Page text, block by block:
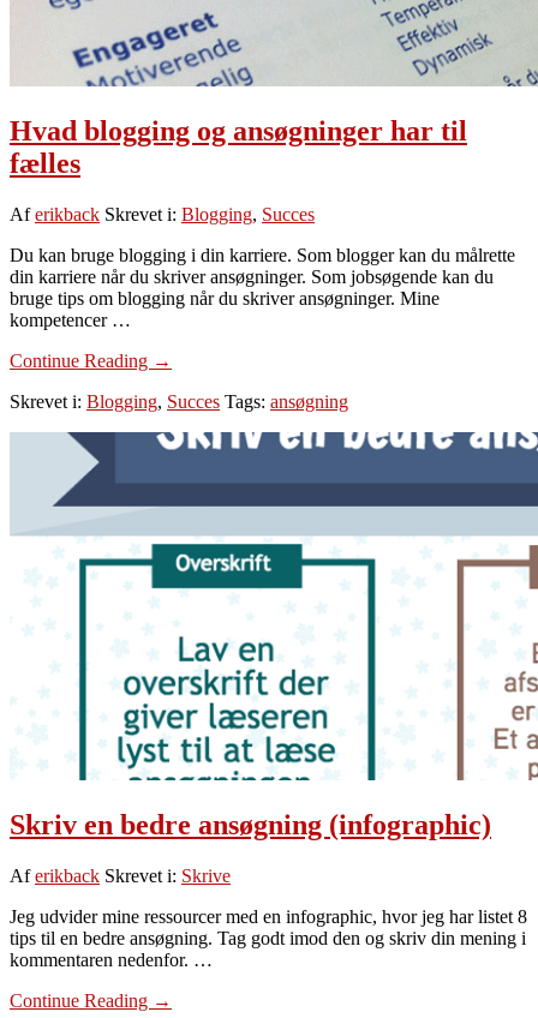
Hvad blogging og ansøgninger har til
fælles
Aferikback Skrevet i: Blogging, Succes
Du kan bruge blogging i din karriere. Som blogger kan du målrette
din karriere når du skriver ansøgninger. Som jobsøgende kan du
bruge tips om blogging når du skriver ansøgninger. Mine
kompetencer …
Continue Reading om
blogging
ansøgninger
til
fælles
→
Skrevet i: Blogging, Succes Tags: ansøgning
Skriv en bedre ansøgning (infographic)
Aferikback Skrevet i: Skrive
Jeg udvider mine ressourcer med en infographic, hvor jeg har listet 8
tips til en bedre ansøgning. Tag godt imod den og skriv din mening i
kommentaren nedenfor. …
Continue Reading om
→